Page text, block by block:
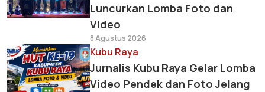
Luncurkan Lomba Foto dan
Video
8 Agustus 2026
Kubu Raya
Jurnalis Kubu Raya Gelar Lomba
Video Pendek dan Foto Jelang